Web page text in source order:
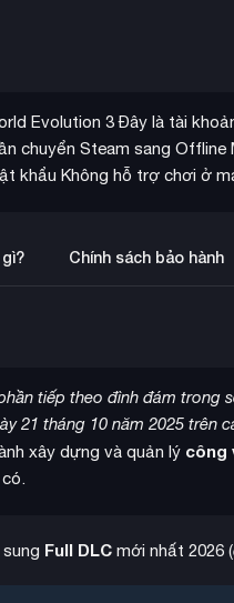
Evolution 3 Đây là tài
chuyển Steam sang
khẩu Không hỗ trợ chơi ở
Chính sách bảo hành
tiếp theo đình đám trong
21 tháng 10 năm 2025 trên
xây dựng và quản lý công
Full DLC mới nhất 2026 (